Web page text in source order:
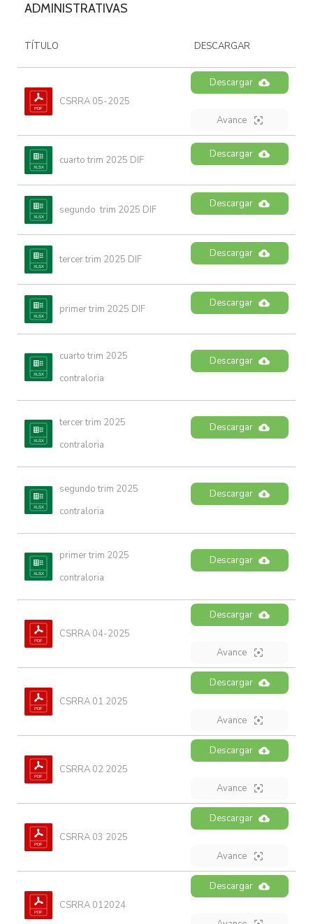
ADMINISTRATIVAS
TÍTULO DESCARGAR
CSRRA 05-2025
Descargar
Avance
cuarto trim 2025 DIF Descargar
segundo  trim 2025 DIF Descargar
tercer trim 2025 DIF Descargar
primer trim 2025 DIF Descargar
cuarto trim 2025
contraloria
Descargar
tercer trim 2025
contraloria
Descargar
segundo trim 2025
contraloria
Descargar
primer trim 2025
contraloria
Descargar
CSRRA 04-2025
Descargar
Avance
CSRRA 01 2025
Descargar
Avance
CSRRA 02 2025
Descargar
Avance
CSRRA 03 2025
Descargar
Avance
CSRRA 012024
Descargar